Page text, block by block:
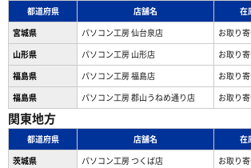
都道府県 店舗名 在
宮城県
パソコン工房 仙台泉店 お取り
山形県
パソコン工房 山形店 お取り
福島県
パソコン工房 福島店 お取り
福島県
パソコン工房 郡山うねめ通り店 お取り
関東地方
都道府県 店舗名 在
茨城県
パソコン工房 つくば店 お取り